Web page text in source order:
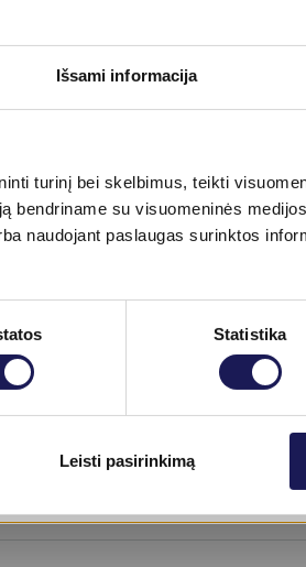
Išsami informacija
turinį bei skelbimus, teikti
bendriname su visuomeninės
naudojant paslaugas surinktos
Statistika
Leisti pasirinkimą
svarbu laiku nustatyti ligos